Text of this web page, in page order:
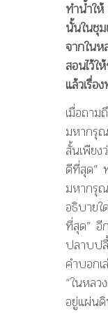
ทำน้ำใ
นั้นในชุ
จากใน
สอนไว้
แล้วเรื่อ
เมื่อถาม
มหากรุ
สั้นเพียง
ดีที่สุด”
มหากรุ
อธิบายใ
ที่สุด” อี
ปลาบป
คำบอก
“ในหลว
อยู่แผ่น